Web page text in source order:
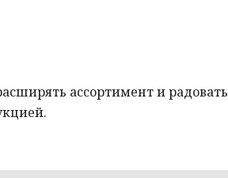
ассортимент и радовать